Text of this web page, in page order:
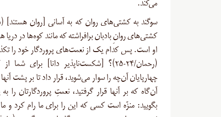
می‌کند.
کشتی‌های روانِ بادبان برافراشته که مانند کوه‌ها در دریا
او است. پس کدام یک از نعمت‌های پروردگار خود را
(رحمان/۲۴-۲۵)؟ [شکست‌ناپذیر دانا] برای
چهارپایان آن‌چه را سوار می‌شوید، قرار داد تا بر پشت آنها
آن‌گاه که بر آنها قرار گرفتید، نعمتِ پروردگارتان را به
بگویید: منزّه است کسی که این را برای ما رام کرد و ما